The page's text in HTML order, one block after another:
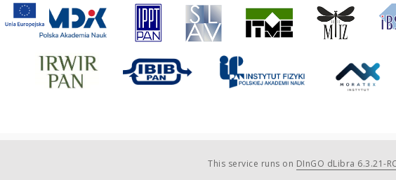
This service runs on DInGO dLibra 6.3.21-